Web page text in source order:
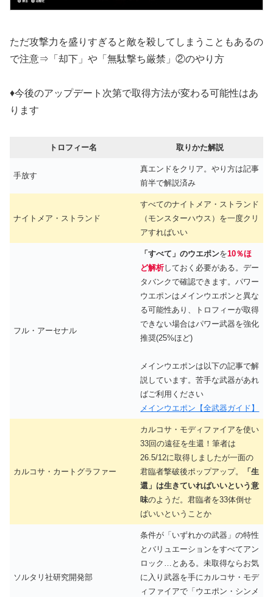
ただ攻撃力を盛りすぎると敵を殺してしまうこともあるの
で注意⇒「却下」や「無駄撃ち厳禁」②のやり方
♦今後のアップデート次第で取得方法が変わる可能性はあ
ります
トロフィー名 取りかた解説
手放す
真エンドをクリア。やり方は記事
前半で解説済み
ナイトメア・ストランド
すべてのナイトメア・ストランド
（モンスターハウス）を一度クリ
アすればいい
フル・アーセナル
「すべて」のウエポンを10％ほ
ど解析しておく必要がある。デー
タバンクで確認できます。パワー
ウエポンはメインウエポンと異な
る可能性あり、トロフィーが取得
できない場合はパワー武器を強化
推奨(25%ほど)
メインウエポンは以下の記事で解
説しています。苦手な武器があれ
ばご利用ください
メインウエポン【全武器ガイド】
カルコサ・カートグラファー
カルコサ・モディファイアを使い
33回の遠征を生還！筆者は
26.5/12に取得しましたが一面の
君臨者撃破後ポップアップ。
「生
還」は生きていればいいという意
味のようだ。君臨者を33体倒せ
ばいいということか
ソルタリ社研究開発部
条件が「いずれかの武器」の特性
とバリュエーションをすべてアン
ロック…とある。未取得ならお気
に入り武器を手にカルコサ・モデ
ィファイアで「ウエポン・シンメ